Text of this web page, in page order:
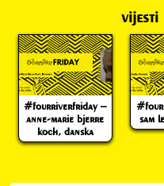
vijesti
#fourriverfriday –
anne-marie bjerre
koch, danska
sam